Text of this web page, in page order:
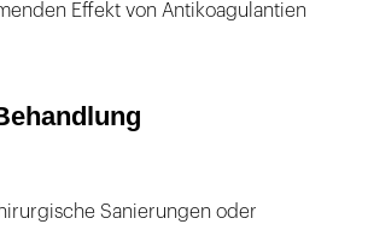
Effekt von Antikoagulantien
Sanierungen oder